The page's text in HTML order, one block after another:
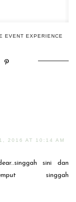
EVENT EXPERIENCE
2016 AT 10:14 AM
sini dan
singgah